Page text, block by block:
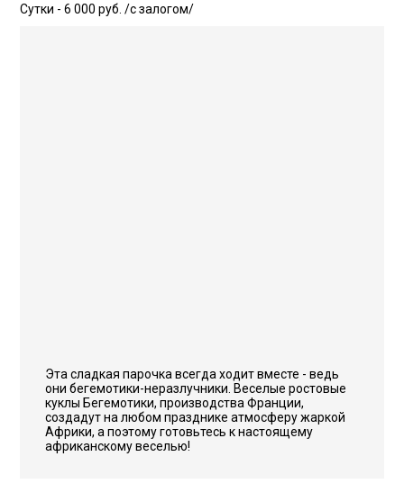
Сутки - 6 000 руб. /с залогом/
Эта сладкая парочка всегда ходит вместе - ведь
они бегемотики-неразлучники. Веселые ростовые
куклы Бегемотики, производства Франции,
создадут на любом празднике атмосферу жаркой
Африки, а поэтому готовьтесь к настоящему
африканскому веселью!